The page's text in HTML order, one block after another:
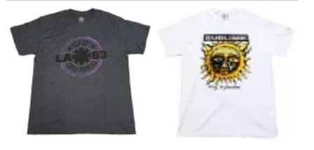
オフィシャル 映画 Tシャツ入荷!
2026/4/21
RED KAP (レッドキャップ) ワークパンツ入荷! » MORE
2026/4/18
BRIXTON (ブリクストン) キャップ各種入荷! » MORE
2026/4/17
SEEK&DESTROY(シーク アンド デストロイ) 半袖 チェックシ